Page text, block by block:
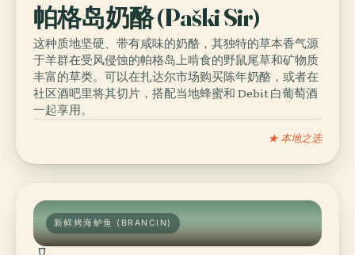
帕格岛奶酪 (Paški Sir)
这种质地坚硬、带有咸味的奶酪，其独特的草本香气源
于羊群在受风侵蚀的帕格岛上啃食的野鼠尾草和矿物质
丰富的草类。可以在扎达尔市场购买陈年奶酪，或者在
社区酒吧里将其切片，搭配当地蜂蜜和 Debit 白葡萄酒
一起享用。
★ 本地之选
新鲜烤海鲈鱼 (BRANCIN)